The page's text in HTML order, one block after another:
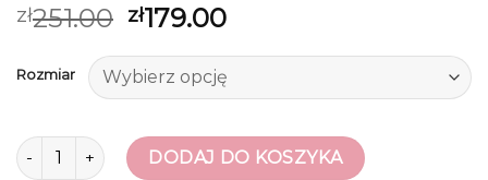
zł251.00 zł179.00
Rozmiar
ilość saway buty DODAJ DO KOSZYKA